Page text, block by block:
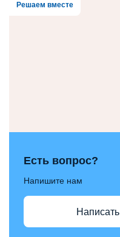
Решаем вместе
Есть вопрос?
Напишите нам
Написать